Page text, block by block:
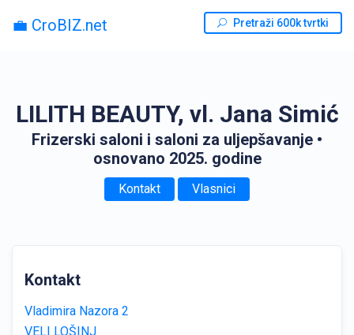
💼 CroBIZ.net Pretraži 600k tvrtki
LILITH BEAUTY, vl. Jana Simić
Frizerski saloni i saloni za uljepšavanje •
osnovano 2025. godine
Kontakt Vlasnici
Kontakt
Vladimira Nazora 2
VELI LOŠINJ